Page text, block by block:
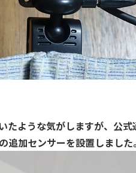
たような気がしますが、公
加センサーを設置しました。